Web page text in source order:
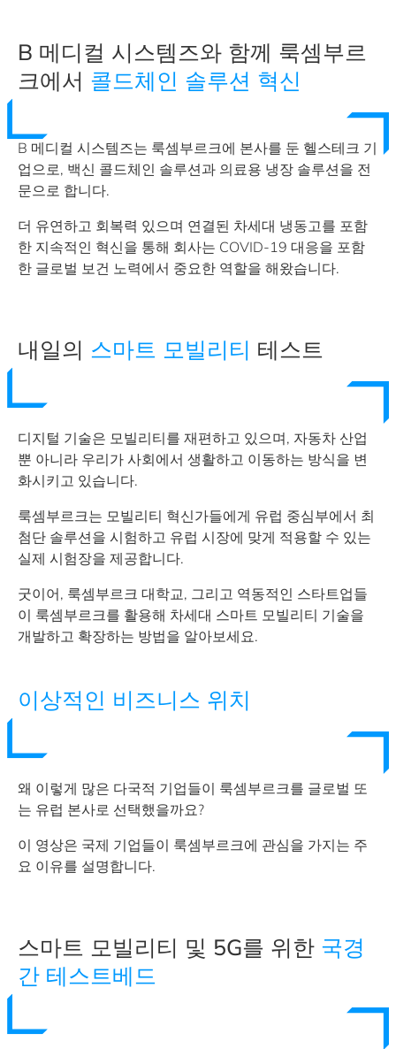
B 메디컬 시스템즈와 함께 룩셈부르
크에서 콜드체인 솔루션 혁신
B 메디컬 시스템즈는 룩셈부르크에 본사를 둔 헬스테크 기
업으로, 백신 콜드체인 솔루션과 의료용 냉장 솔루션을 전
문으로 합니다.
더 유연하고 회복력 있으며 연결된 차세대 냉동고를 포함
한 지속적인 혁신을 통해 회사는 COVID-19 대응을 포함
한 글로벌 보건 노력에서 중요한 역할을 해왔습니다.
내일의 스마트 모빌리티 테스트
디지털 기술은 모빌리티를 재편하고 있으며, 자동차 산업
뿐 아니라 우리가 사회에서 생활하고 이동하는 방식을 변
화시키고 있습니다.
룩셈부르크는 모빌리티 혁신가들에게 유럽 중심부에서 최
첨단 솔루션을 시험하고 유럽 시장에 맞게 적용할 수 있는
실제 시험장을 제공합니다.
굿이어, 룩셈부르크 대학교, 그리고 역동적인 스타트업들
이 룩셈부르크를 활용해 차세대 스마트 모빌리티 기술을
개발하고 확장하는 방법을 알아보세요.
이상적인 비즈니스 위치
왜 이렇게 많은 다국적 기업들이 룩셈부르크를 글로벌 또
는 유럽 본사로 선택했을까요?
이 영상은 국제 기업들이 룩셈부르크에 관심을 가지는 주
요 이유를 설명합니다.
스마트 모빌리티 및 5G를 위한 국경
간 테스트베드